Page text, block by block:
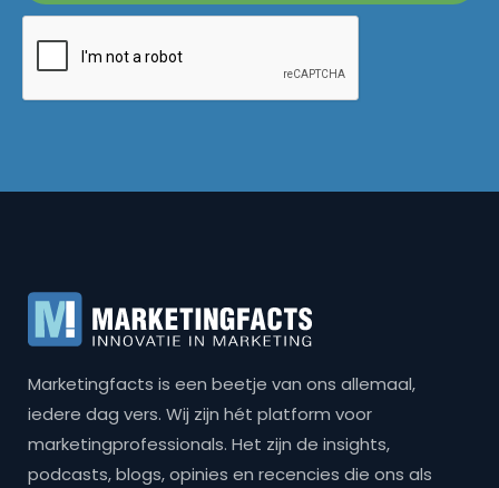
Marketingfacts is een beetje van ons allemaal,
iedere dag vers. Wij zijn hét platform voor
marketingprofessionals. Het zijn de insights,
podcasts, blogs, opinies en recencies die ons als